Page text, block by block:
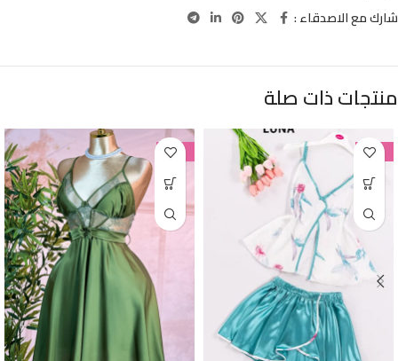
شارك مع الاصدقاء :
منتجات ذات صلة
-38%
-38%